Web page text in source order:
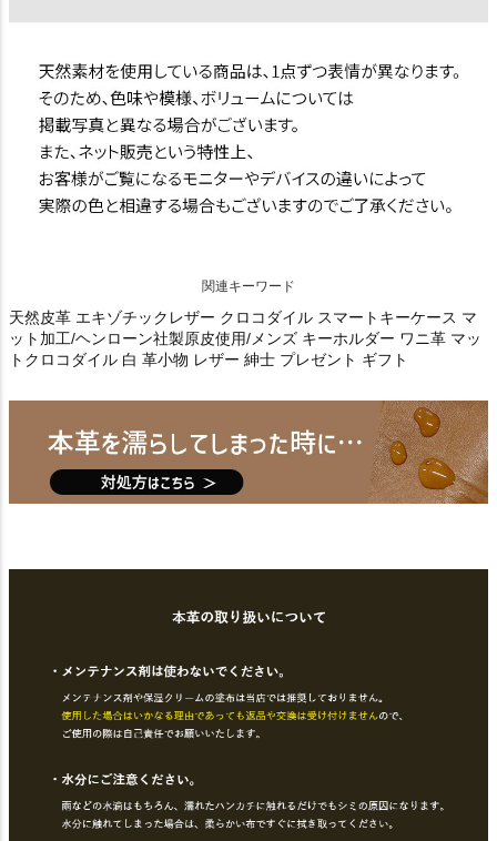
関連キーワード
天然皮革 エキゾチックレザー クロコダイル スマートキーケース マ
ット加工/ヘンローン社製原皮使用/メンズ キーホルダー ワニ革 マッ
トクロコダイル 白 革小物 レザー 紳士 プレゼント ギフト